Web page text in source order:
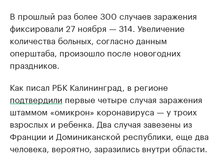
В прошлый раз более 300 случаев заражения
фиксировали 27 ноября — 314. Увеличение
количества больных, согласно данным
оперштаба, произошло после новогодних
праздников.
Как писал РБК Калининград, в регионе
подтвердили первые четыре случая заражения
штаммом «омикрон» коронавируса — у троих
взрослых и ребенка. Два случая завезены из
Франции и Доминиканской республики, еще два
человека, вероятно, заразились внутри области.